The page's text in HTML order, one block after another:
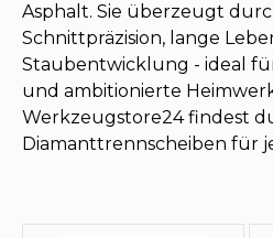
Asphalt. Sie überzeugt
Schnittpräzision, lange
Staubentwicklung - ideal
und ambitionierte
Werkzeugstore24 findest
Diamanttrennscheiben für